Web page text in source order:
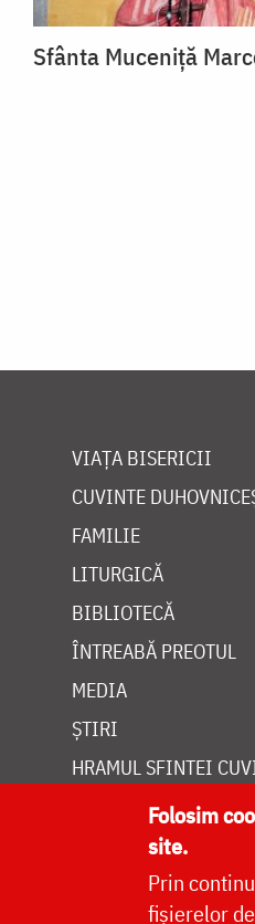
Sfânta Muceniță
VIAȚA BISERICII
CUVINTE
FAMILIE
LITURGICĂ
BIBLIOTECĂ
ÎNTREABĂ PREOTUL
MEDIA
ȘTIRI
HRAMUL SFINTEI
Folosim
site.
Prin
fișierelor